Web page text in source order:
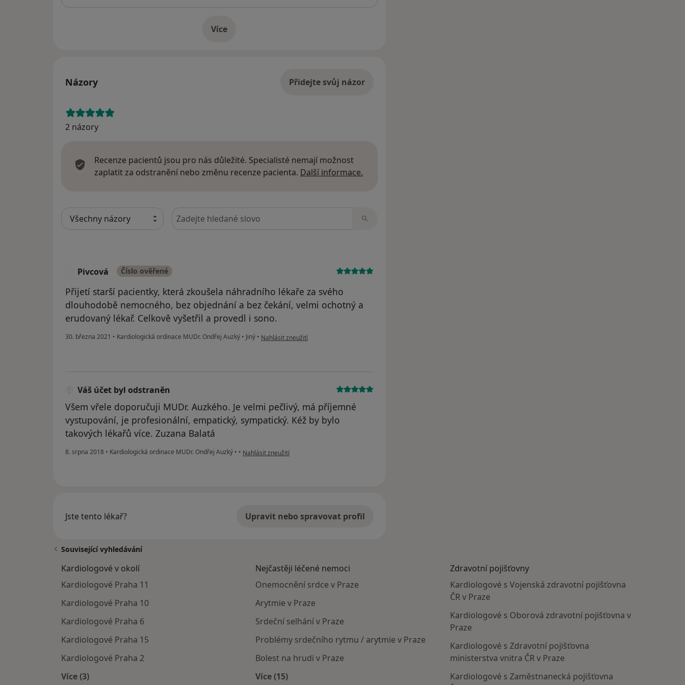
Víceo adrese
Názory Přidejte svůj názor
2 názory
Recenze pacientů jsou pro nás důležité. Specialisté nemají možnost
zaplatit za odstranění nebo změnu recenze pacienta. Další informace.
Hledejte v názorech
Pivcová Číslo ověřené
Přijetí starší pacientky, která zkoušela náhradního lékaře za svého
dlouhodobě nemocného, bez objednání a bez čekání, velmi ochotný a
erudovaný lékař. Celkově vyšetřil a provedl i sono.
30. března 2021 • Kardiologická ordinace MUDr. Ondřej Auzký • Jiný • podle názoru uživatele Pivcová
Nahlásit zneužití
Váš účet byl odstraněn
Všem vřele doporučuji MUDr. Auzkého. Je velmi pečlivý, má příjemné
vystupování, je profesionální, empatický, sympatický. Kéž by bylo
takových lékařů více. Zuzana Balatá
8. srpna 2018 • Kardiologická ordinace MUDr. Ondřej Auzký • • podle názoru uživatele Váš účet byl odstraněn
Nahlásit zneužití
Jste tento lékař? Upravit nebo spravovat profil
Související vyhledávání
Kardiologové v okolí
Kardiologové Praha 11
Kardiologové Praha 10
Kardiologové Praha 6
Kardiologové Praha 15
Kardiologové Praha 2
Více (3)
Nejčastěji léčené nemoci
Onemocnění srdce v Praze
Arytmie v Praze
Srdeční selhání v Praze
Problémy srdečního rytmu / arytmie v Praze
Bolest na hrudi v Praze
Více (15)
Zdravotní pojišťovny
Kardiologové s Vojenská zdravotní pojišťovna
ČR v Praze
Kardiologové s Oborová zdravotní pojišťovna v
Praze
Kardiologové s Zdravotní pojišťovna
ministerstva vnitra ČR v Praze
Kardiologové s Zaměstnanecká pojišťovna